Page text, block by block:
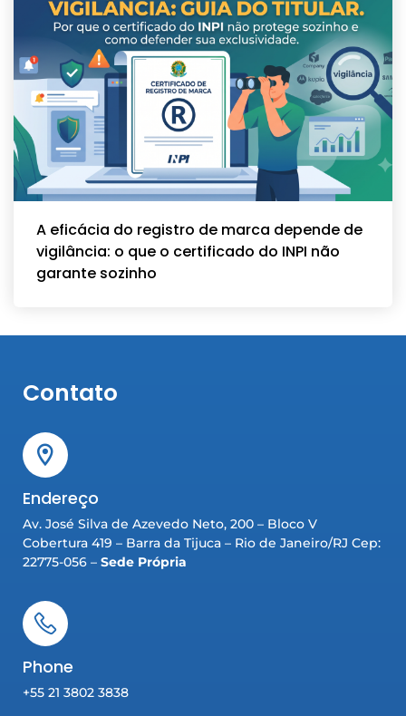
A eficácia do registro de marca depende de
vigilância: o que o certificado do INPI não
garante sozinho
Contato
Endereço
Av. José Silva de Azevedo Neto, 200 – Bloco V
Cobertura 419 – Barra da Tijuca – Rio de Janeiro/RJ Cep:
22775-056 – Sede Própria
Phone
+55 21 3802 3838